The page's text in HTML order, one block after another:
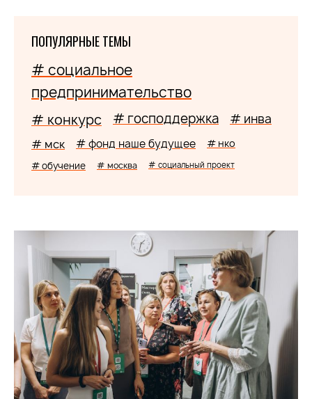
ПОПУЛЯРНЫЕ ТЕМЫ
# социальное
предпринимательство
# конкурс # господдержка # инва
# мск # фонд наше будущее # нко
# обучение # москва # социальный проект